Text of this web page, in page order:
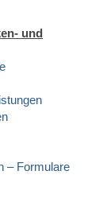
und
– Formulare